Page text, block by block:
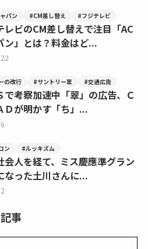
パン #CM差し替え #フジテレビ
レビのCM差し替えで注目「AC
ン」とは？料金はど...
の改行 #サントリー翠 #交通広告
で考察加速中「翠」の広告、Ｃ
Ｄが明かす「ち」...
ン #ルッキズム
会人を経て、ミス慶應準グラン
なった土川さんに...
事